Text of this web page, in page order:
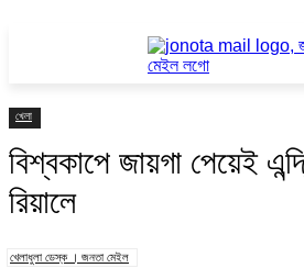
খেলা
বিশ্বকাপে জায়গা পেয়েই
রিয়ালে
খেলাধুলা ডেস্ক । জনতা মেইল